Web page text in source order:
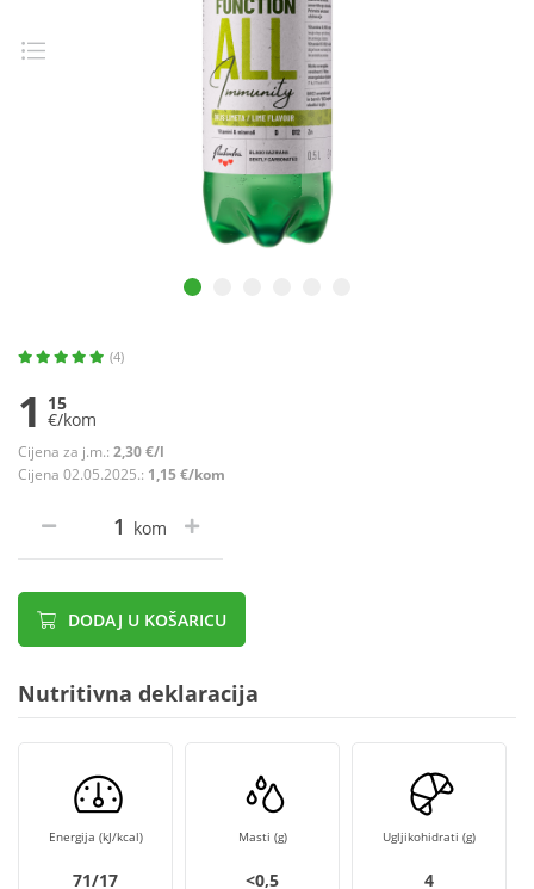
(4)
1 15
€/kom
Cijena za j.m.: 2,30 €/l
Cijena 02.05.2025.: 1,15 €/kom
kom
DODAJ U KOŠARICU
Nutritivna deklaracija
Energija (kJ/kcal)
71/17
Masti (g)
<0,5
Ugljikohidrati (g)
4